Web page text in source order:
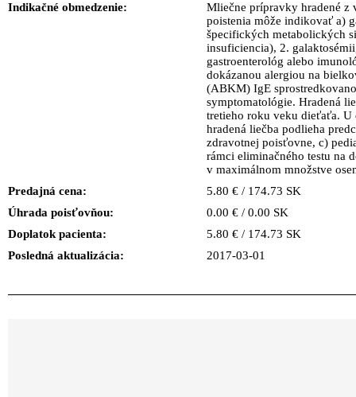
Indikačné obmedzenie:
Mliečne prípravky hradené z
poistenia môže indikovať a)
špecifických metabolických
insuficiencia), 2.
gastroenterológ alebo
dokázanou alergiou na
(ABKM) IgE
symptomatológie. Hradená
tretieho roku veku dieťaťa. U
hradená liečba podlieha
zdravotnej poisťovne, c)
rámci eliminačného testu na
v maximálnom množstve
Predajná cena:
5.80 € / 174.73 SK
Úhrada poisťovňou:
0.00 € / 0.00 SK
Doplatok pacienta:
5.80 € / 174.73 SK
Posledná aktualizácia:
2017-03-01